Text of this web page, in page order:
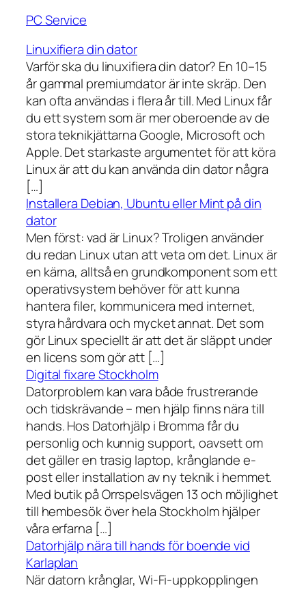
PC Service
Linuxifiera din dator
Varför ska du linuxifiera din dator? En 10–15
år gammal premiumdator är inte skräp. Den
kan ofta användas i flera år till. Med Linux får
du ett system som är mer oberoende av de
stora teknikjättarna Google, Microsoft och
Apple. Det starkaste argumentet för att köra
Linux är att du kan använda din dator några
[…]
Installera Debian, Ubuntu eller Mint på din
dator
Men först: vad är Linux? Troligen använder
du redan Linux utan att veta om det. Linux är
en kärna, alltså en grundkomponent som ett
operativsystem behöver för att kunna
hantera filer, kommunicera med internet,
styra hårdvara och mycket annat. Det som
gör Linux speciellt är att det är släppt under
en licens som gör att […]
Digital fixare Stockholm
Datorproblem kan vara både frustrerande
och tidskrävande – men hjälp finns nära till
hands. Hos Datorhjälp i Bromma får du
personlig och kunnig support, oavsett om
det gäller en trasig laptop, krånglande e-
post eller installation av ny teknik i hemmet.
Med butik på Orrspelsvägen 13 och möjlighet
till hembesök över hela Stockholm hjälper
våra erfarna […]
Datorhjälp nära till hands för boende vid
Karlaplan
När datorn krånglar, Wi-Fi-uppkopplingen